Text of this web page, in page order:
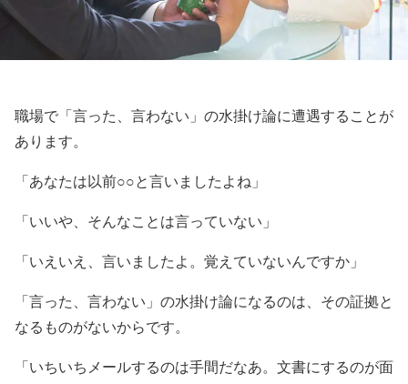
職場で「言った、言わない」の水掛け論に遭遇することが
あります。
「あなたは以前○○と言いましたよね」
「いいや、そんなことは言っていない」
「いえいえ、言いましたよ。覚えていないんですか」
「言った、言わない」の水掛け論になるのは、その証拠と
なるものがないからです。
「いちいちメールするのは手間だなあ。文書にするのが面